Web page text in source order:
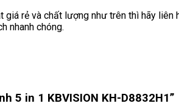
giá rẻ và chất lượng như trên thì hãy liên
nhanh chóng.
5 in 1 KBVISION KH-D8832H1”